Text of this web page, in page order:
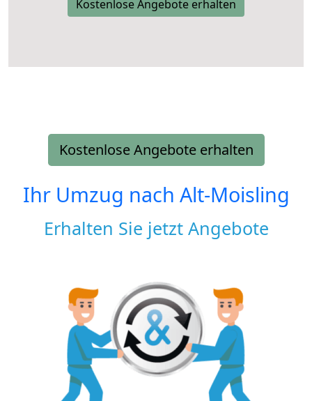
Kostenlose Angebote erhalten
Kostenlose Angebote erhalten
Ihr Umzug nach Alt-Moisling
Erhalten Sie jetzt Angebote